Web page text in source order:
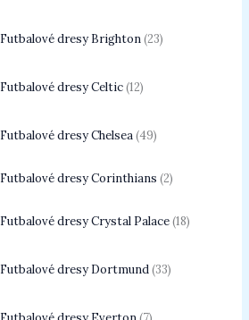
Futbalové dresy Brighton 23
Futbalové dresy Celtic 12
Futbalové dresy Chelsea 49
Futbalové dresy Corinthians 2
Futbalové dresy Crystal Palace 18
Futbalové dresy Dortmund 33